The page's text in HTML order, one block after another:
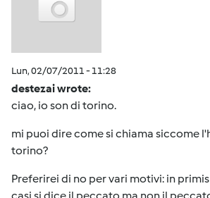
Lun, 02/07/2011 - 11:28
destezai wrote:
ciao, io son di torino.
mi puoi dire come si chiama siccome
torino?
Preferirei di no per vari motivi: in